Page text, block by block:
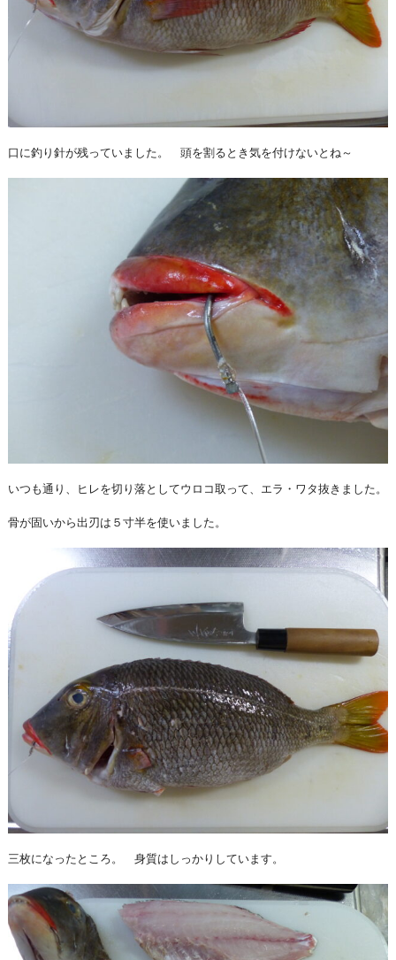
口に釣り針が残っていました。 頭を割るとき気を付けないとね～
いつも通り、ヒレを切り落としてウロコ取って、エラ・ワタ抜きました。
骨が固いから出刃は５寸半を使いました。
三枚になったところ。 身質はしっかりしています。